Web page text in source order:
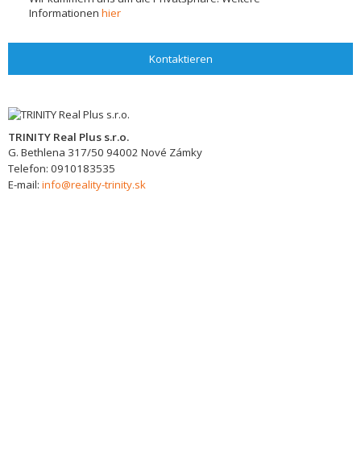
Informationen hier
Kontaktieren
TRINITY Real Plus s.r.o.
G. Bethlena 317/50 94002 Nové Zámky
Telefon: 0910183535
E-mail: info@reality-trinity.sk